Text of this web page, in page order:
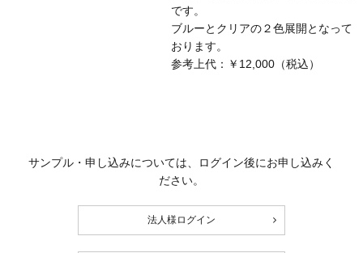
です。
ブルーとクリアの２色展開となって
おります。
参考上代：￥12,000（税込）
サンプル・申し込みについては、ログイン後にお申し込みく
ださい。
法人様ログイン